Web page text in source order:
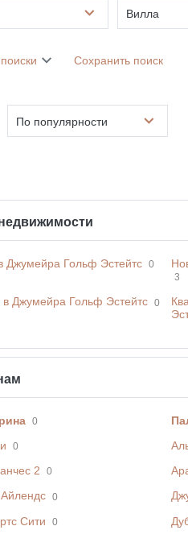
Вилла
Сохранить поиск
По популярности
Джумейра Гольф Эстейтс 0
3
в Джумейра Гольф Эстейтс 0
0
0
2 0
0
Сити 0